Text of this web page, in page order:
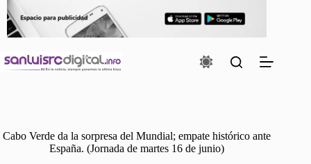
contenido
Cabo Verde da la sorpresa del Mundial; empate histórico ante
España. (Jornada de martes 16 de junio)